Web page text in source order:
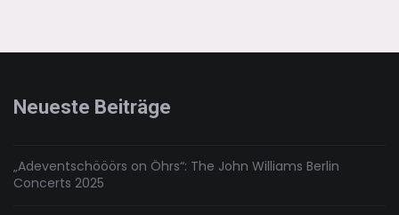
Neueste Beiträge
„Adeventschööörs on Öhrs“: The John Williams Berlin
Concerts 2025